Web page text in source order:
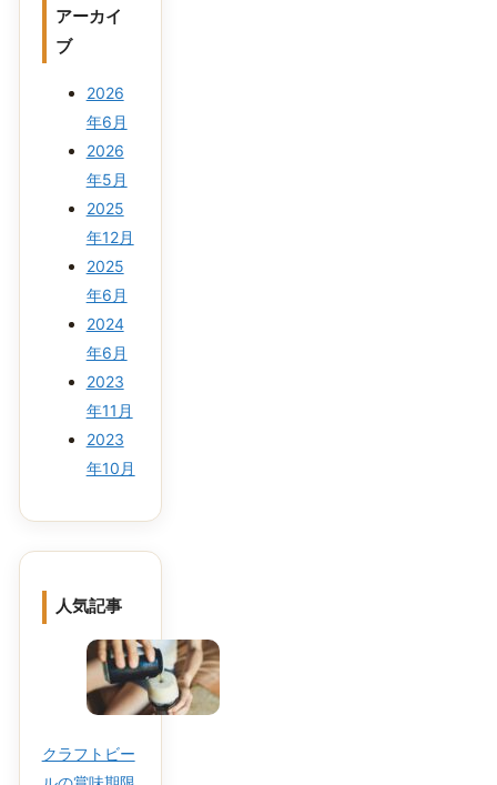
アーカイ
ブ
2026
年6月
2026
年5月
2025
年12月
2025
年6月
2024
年6月
2023
年11月
2023
年10月
人気記事
クラフトビー